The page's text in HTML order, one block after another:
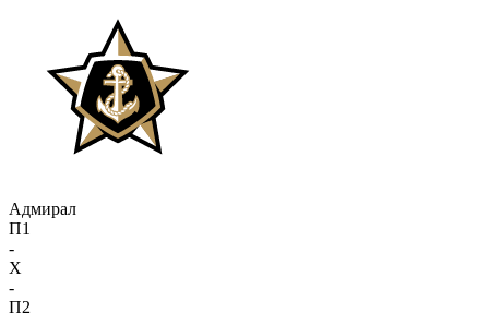
Адмирал
П1
-
X
-
П2